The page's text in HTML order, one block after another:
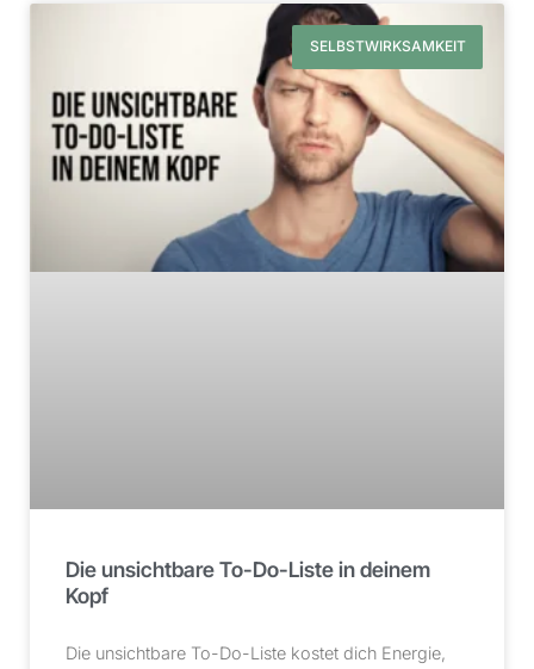
SELBSTWIRKSAMKEIT
Die unsichtbare To-Do-Liste in deinem
Kopf
Die unsichtbare To-Do-Liste kostet dich Energie,